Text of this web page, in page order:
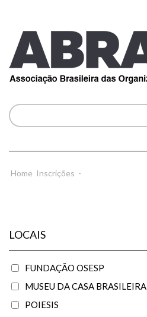
Home Inscrições -
LOCAIS
FUNDAÇÃO OSESP
MUSEU DA CASA BRASILEIRA
POIESIS